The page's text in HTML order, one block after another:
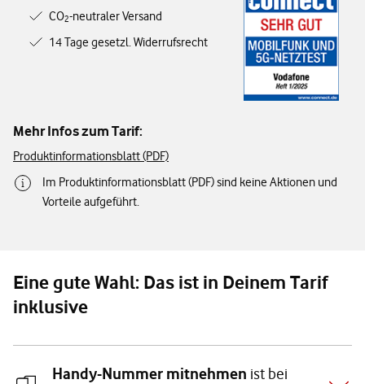
CO2-neutraler Versand
14 Tage gesetzl. Widerrufsrecht
Mehr Infos zum Tarif:
Produktinformationsblatt (PDF)
Im Produktinformationsblatt (PDF) sind keine Aktionen und
Vorteile aufgeführt.
Eine gute Wahl: Das ist in Deinem Tarif
inklusive
Handy-Nummer mitnehmen ist bei